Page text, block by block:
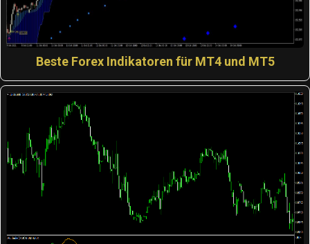
Beste Forex Indikatoren für MT4 und MT5